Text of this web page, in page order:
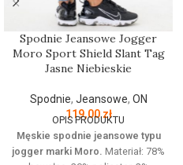
Spodnie Jeansowe Jogger
Moro Sport Shield Slant Tag
Jasne Niebieskie
Spodnie, Jeansowe, ON
119,00zł
OPIS PRODUKTU
Męskie spodnie jeansowe typu
jogger marki Moro. Materiał: 78%